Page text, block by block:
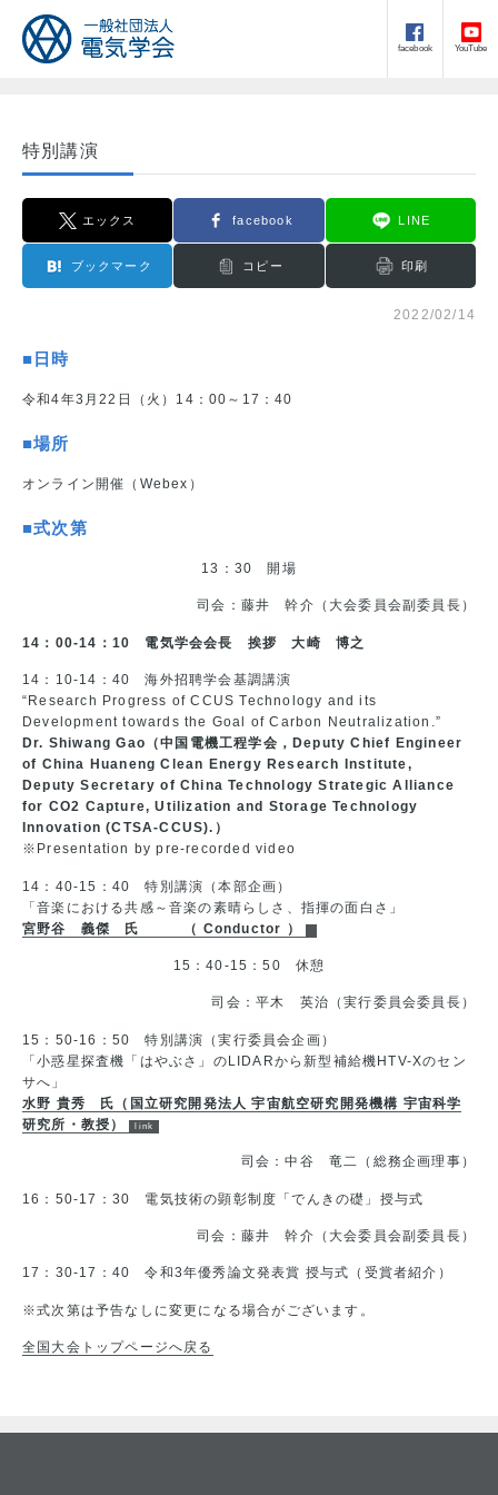
facebook YouTube
特別講演
エックス facebook LINE
ブックマーク コピー 印刷
2022/02/14
■日時
令和4年3月22日（火）14：00～17：40
■場所
オンライン開催（Webex）
■式次第
13：30 開場
司会：藤井 幹介（大会委員会副委員長）
14：00-14：10 電気学会会長 挨拶 大崎 博之
14：10-14：40 海外招聘学会基調講演
“Research Progress of CCUS Technology and its
Development towards the Goal of Carbon Neutralization.”
Dr. Shiwang Gao（中国電機工程学会，Deputy Chief Engineer
of China Huaneng Clean Energy Research Institute,
Deputy Secretary of China Technology Strategic Alliance
for CO2 Capture, Utilization and Storage Technology
Innovation (CTSA-CCUS).）
※Presentation by pre-recorded video
14：40-15：40 特別講演（本部企画）
「音楽における共感～音楽の素晴らしさ、指揮の面白さ」
宮野谷 義傑 氏 （ Conductor ）
15：40-15：50 休憩
司会：平木 英治（実行委員会委員長）
15：50-16：50 特別講演（実行委員会企画）
「小惑星探査機「はやぶさ」のLIDARから新型補給機HTV-Xのセン
サへ」
水野 貴秀 氏（国立研究開発法人 宇宙航空研究開発機構 宇宙科学
研究所・教授）
司会：中谷 竜二（総務企画理事）
16：50-17：30 電気技術の顕彰制度「でんきの礎」授与式
司会：藤井 幹介（大会委員会副委員長）
17：30-17：40 令和3年優秀論文発表賞 授与式（受賞者紹介）
※式次第は予告なしに変更になる場合がございます。
全国大会トップページへ戻る